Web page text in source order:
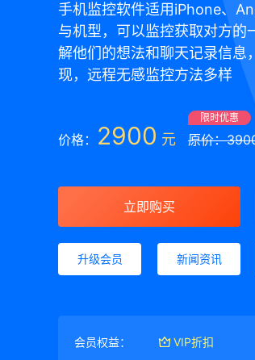
手机监控软件适用iPhone、
与机型，可以监控获取对方的
解他们的想法和聊天记录信息
现，远程无感监控方法多样
价格： 2900 元
限时优惠
原价：
立即购买
升级会员 新闻资讯
会员权益： VIP折扣